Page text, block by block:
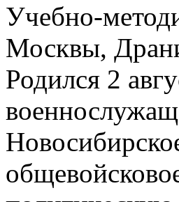
Учебно-
Москвы,
Родился 2